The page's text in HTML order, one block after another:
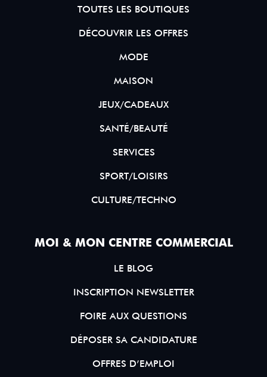
TOUTES LES BOUTIQUES
DÉCOUVRIR LES OFFRES
MODE
MAISON
JEUX/CADEAUX
SANTÉ/BEAUTÉ
SERVICES
SPORT/LOISIRS
CULTURE/TECHNO
MOI & MON CENTRE COMMERCIAL
LE BLOG
INSCRIPTION NEWSLETTER
FOIRE AUX QUESTIONS
DÉPOSER SA CANDIDATURE
OFFRES D’EMPLOI